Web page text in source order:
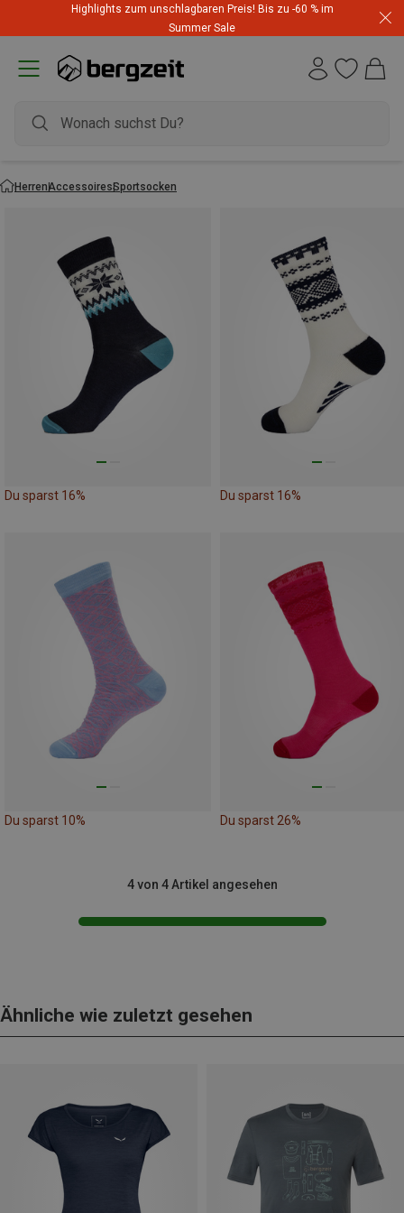
Highlights zum unschlagbaren Preis! Bis zu -60 % im
Summer Sale
HerrenAccessoiresSportsocken
Du sparst 16% Du sparst 16%
Du sparst 10% Du sparst 26%
4 von 4 Artikel angesehen
Ähnliche wie zuletzt gesehen